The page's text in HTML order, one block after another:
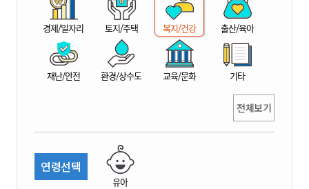
산
경제/일자리 토지/주택 복지/건강 출산/육아
재난/안전 환경/상수도 교육/문화 기타
전체보기
연령선택
유아